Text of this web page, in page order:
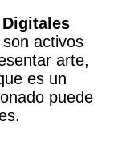
activos
arte,
es un
puede